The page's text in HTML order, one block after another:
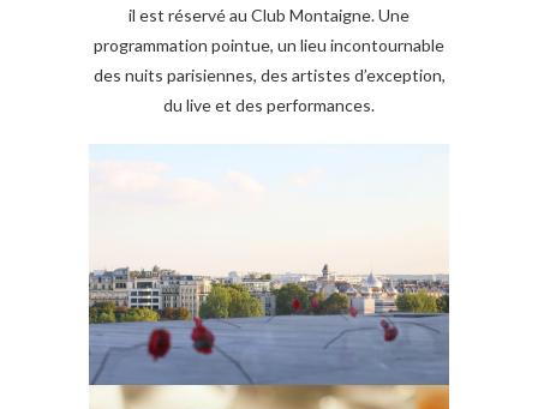
il est réservé au Club Montaigne. Une
programmation pointue, un lieu incontournable
des nuits parisiennes, des artistes d’exception,
du live et des performances.